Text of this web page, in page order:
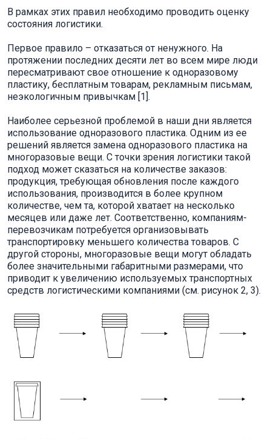
В рамках этих правил необходимо проводить оценку
состояния логистики.
Первое правило – отказаться от ненужного. На
протяжении последних десяти лет во всем мире люди
пересматривают свое отношение к одноразовому
пластику, бесплатным товарам, рекламным письмам,
неэкологичным привычкам [1].
Наиболее серьезной проблемой в наши дни является
использование одноразового пластика. Одним из ее
решений является замена одноразового пластика на
многоразовые вещи. С точки зрения логистики такой
подход может сказаться на количестве заказов:
продукция, требующая обновления после каждого
использования, производится в более крупном
количестве, чем та, которой хватает на несколько
месяцев или даже лет. Соответственно, компаниям-
перевозчикам потребуется организовывать
транспортировку меньшего количества товаров. С
другой стороны, многоразовые вещи могут обладать
более значительными габаритными размерами, что
приводит к увеличению используемых транспортных
средств логистическими компаниями (см. рисунок 2, 3).